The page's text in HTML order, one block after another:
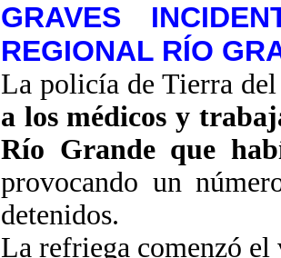
GRAVES
REGIONAL RÍO
La policía de Tierra
a los médicos y
Río Grande que
provocando un
detenidos.
La refriega comenzó el